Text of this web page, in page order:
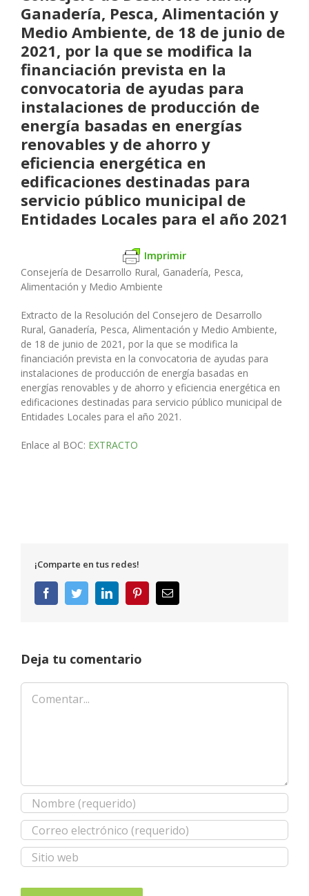
Ganadería, Pesca, Alimentación y
Medio Ambiente, de 18 de junio de
2021, por la que se modifica la
financiación prevista en la
convocatoria de ayudas para
instalaciones de producción de
energía basadas en energías
renovables y de ahorro y
eficiencia energética en
edificaciones destinadas para
servicio público municipal de
Entidades Locales para el año 2021
Imprimir
Consejería de Desarrollo Rural, Ganadería, Pesca,
Alimentación y Medio Ambiente
Extracto de la Resolución del Consejero de Desarrollo
Rural, Ganadería, Pesca, Alimentación y Medio Ambiente,
de 18 de junio de 2021, por la que se modifica la
financiación prevista en la convocatoria de ayudas para
instalaciones de producción de energía basadas en
energías renovables y de ahorro y eficiencia energética en
edificaciones destinadas para servicio público municipal de
Entidades Locales para el año 2021.
Enlace al BOC: EXTRACTO
¡Comparte en tus redes!
FacebookTwitterLinkedInPinterestCorreo
electrónico
Deja tu comentario
Comentar